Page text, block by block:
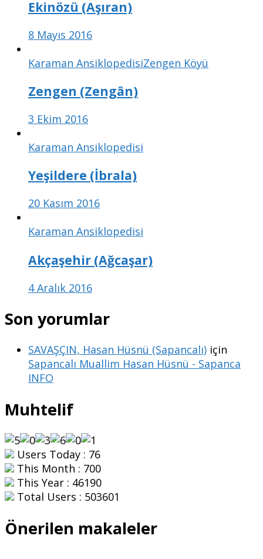
Ekinözü (Aşıran)
8 Mayıs 2016
Karaman AnsiklopedisiZengen Köyü
Zengen (Zengân)
3 Ekim 2016
Karaman Ansiklopedisi
Yeşildere (İbrala)
20 Kasım 2016
Karaman Ansiklopedisi
Akçaşehir (Ağcaşar)
4 Aralık 2016
Son yorumlar
SAVAŞÇIN, Hasan Hüsnü (Sapancalı) için
Sapancalı Muallim Hasan Hüsnü - Sapanca
INFO
Muhtelif
Users Today : 76
This Month : 700
This Year : 46190
Total Users : 503601
Önerilen makaleler